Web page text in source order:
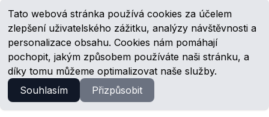
Tato webová stránka používá cookies za účelem
zlepšení uživatelského zážitku, analýzy návštěvnosti a
personalizace obsahu. Cookies nám pomáhají
pochopit, jakým způsobem používáte naši stránku, a
díky tomu můžeme optimalizovat naše služby.
Souhlasím
Přizpůsobit
Přihlášení
FacebookYouTube
© 2023 -2026Schmachtl.cz, s.r.o.